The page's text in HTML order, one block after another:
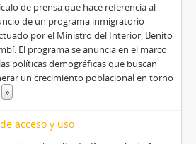
de prensa que hace referencia al
de un programa inmigratorio
por el Ministro del Interior, Benito
El programa se anuncia en el marco
políticas demográficas que buscan
un crecimiento poblacional en torno
»
acceso y uso